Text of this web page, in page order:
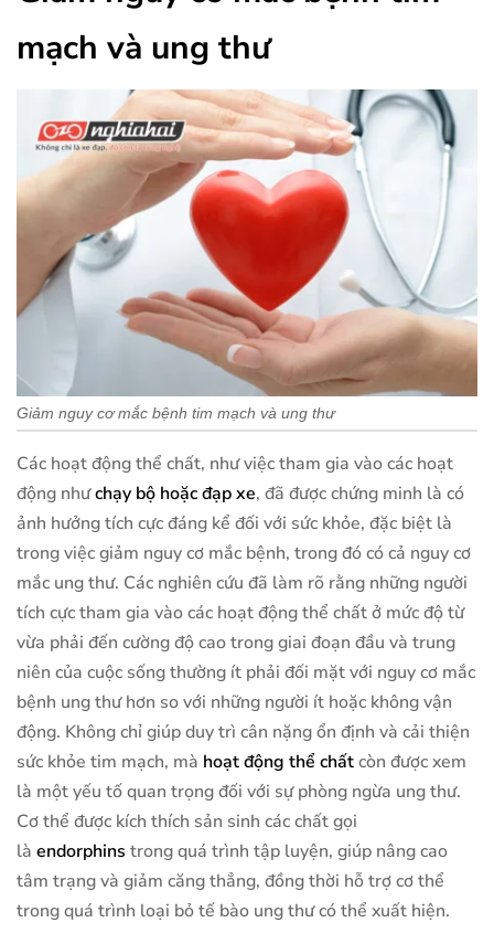
mạch và ung thư
Giảm nguy cơ mắc bệnh tim mạch và ung thư
Các hoạt động thể chất, như việc tham gia vào các hoạt
động nhưchạy bộ hoặc đạp xe, đã được chứng minh là có
ảnh hưởng tích cực đáng kể đối với sức khỏe, đặc biệt là
trong việc giảm nguy cơ mắc bệnh, trong đó có cả nguy cơ
mắc ung thư. Các nghiên cứu đã làm rõ rằng những người
tích cực tham gia vào các hoạt động thể chất ở mức độ từ
vừa phải đến cường độ cao trong giai đoạn đầu và trung
niên của cuộc sống thường ít phải đối mặt với nguy cơ mắc
bệnh ung thư hơn so với những người ít hoặc không vận
động. Không chỉ giúp duy trì cân nặng ổn định và cải thiện
sức khỏe tim mạch, mà hoạt động thể chấtcòn được xem
là một yếu tố quan trọng đối với sự phòng ngừa ung thư.
Cơ thể được kích thích sản sinh các chất gọi
là endorphins trong quá trình tập luyện, giúp nâng cao
tâm trạng và giảm căng thẳng, đồng thời hỗ trợ cơ thể
trong quá trình loại bỏ tế bào ung thư có thể xuất hiện.